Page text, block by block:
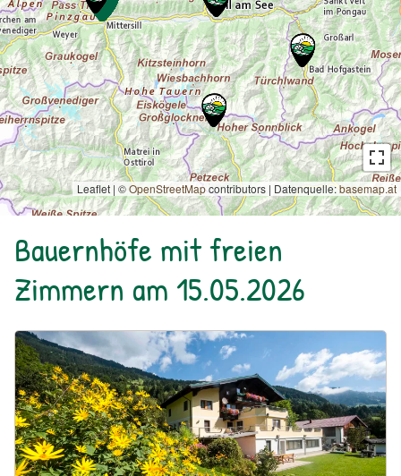
Leaflet | ©OpenStreetMapcontributors | Datenquelle:basemap.at
Bauernhöfe mit freien
Zimmern am 15.05.2026
Urlaub am Bauernhof: Bio-Hof Untergrub